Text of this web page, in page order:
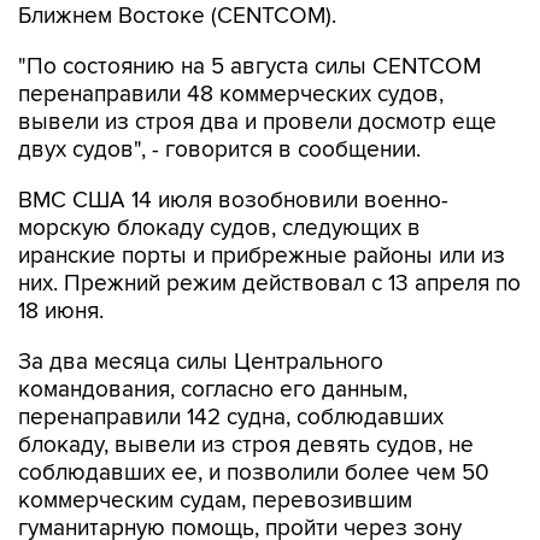
Ближнем Востоке (CENTCOM).
"По состоянию на 5 августа силы CENTCOM
перенаправили 48 коммерческих судов,
вывели из строя два и провели досмотр еще
двух судов", - говорится в сообщении.
ВМС США 14 июля возобновили военно-
морскую блокаду судов, следующих в
иранские порты и прибрежные районы или из
них. Прежний режим действовал с 13 апреля по
18 июня.
За два месяца силы Центрального
командования, согласно его данным,
перенаправили 142 судна, соблюдавших
блокаду, вывели из строя девять судов, не
соблюдавших ее, и позволили более чем 50
коммерческим судам, перевозившим
гуманитарную помощь, пройти через зону